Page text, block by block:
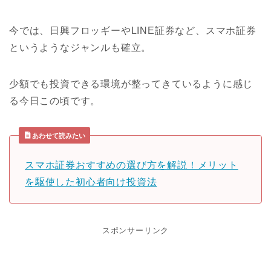
今では、日興フロッギーやLINE証券など、スマホ証券
というようなジャンルも確立。
少額でも投資できる環境が整ってきているように感じ
る今日この頃です。
あわせて読みたい
スマホ証券おすすめの選び方を解説！メリット
を駆使した初心者向け投資法
スポンサーリンク